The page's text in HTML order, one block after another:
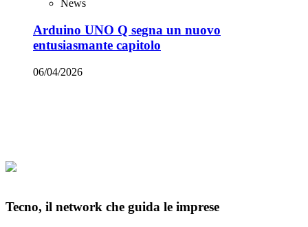
News
Arduino UNO Q segna un nuovo
entusiasmante capitolo
06/04/2026
Tecno, il network che guida le imprese